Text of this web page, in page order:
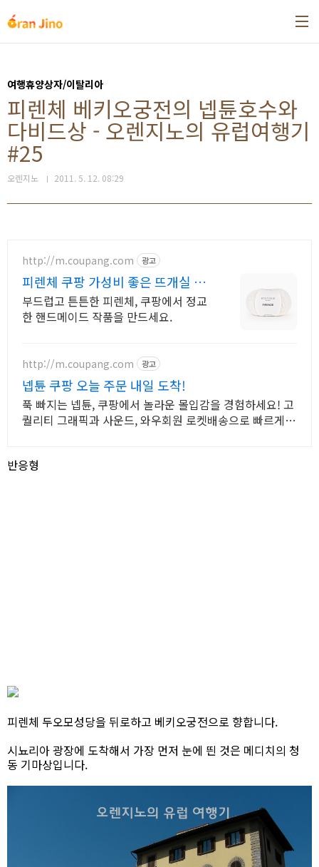
여행휴양상자/이탈리아
피렌체 베키오궁전의 넵튠호수와
다비드상 - 오렌지노의 유럽여행기
#25
오렌지노 2011. 5. 12. 08:29
http://m.coupang.com 광고
피렌체 쿠팡 가성비 좋은 뜨개실 대
용량
부드럽고 튼튼한 피렌체, 쿠팡에서 정교
한 핸드메이드 작품을 만드세요.
http://m.coupang.com 광고
넵튠 쿠팡 오늘 주문 내일 도착!
푹 빠지는 넵튠, 쿠팡에서 놀라운 몰입감을 경험하세요! 고
퀄리티 그래픽과 사운드, 와우회원 로켓배송으로 빠르게
반응형
피렌체 두오모성당을 뒤로하고 베키오궁전으로 향합니다.
시뇨리아 광장에 도착해서 가장 먼저 눈에 띈 것은 메디치의 청
동 기마상입니다.